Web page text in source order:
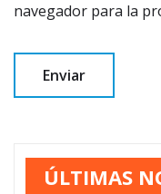
navegador para la
ÚLTIMAS